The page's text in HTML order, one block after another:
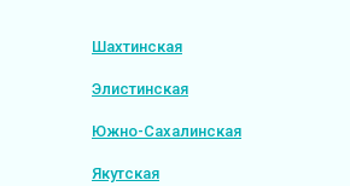
Шахтинская
Элистинская
Южно-Сахалинская
Якутская